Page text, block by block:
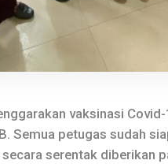
vaksinasi
Semua petugas sudah
serentak diberikan